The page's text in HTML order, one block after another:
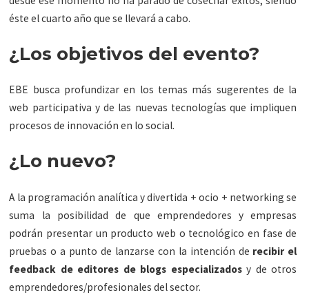
éste el cuarto año que se llevará a cabo.
¿Los objetivos del evento?
EBE busca profundizar en los temas más sugerentes de la
web participativa y de las nuevas tecnologías que impliquen
procesos de innovación en lo social.
¿Lo nuevo?
A la programación analítica y divertida + ocio + networking se
suma la posibilidad de que emprendedores y empresas
podrán presentar un producto web o tecnológico en fase de
pruebas o a punto de lanzarse con la intención de recibir el
feedback de editores de blogs especializadosy de otros
emprendedores/profesionales del sector.